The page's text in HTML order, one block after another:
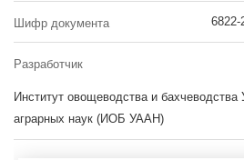
Шифр документа 6822-
Разработчик
Институт овощеводства и бахчеводства
аграрных наук (ИОБ УААН)